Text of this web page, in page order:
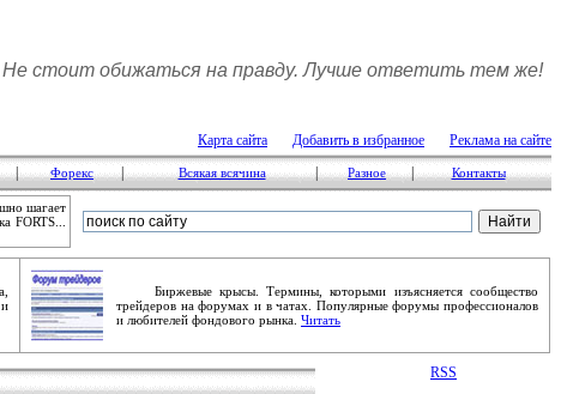
Не стоит обижаться на правду. Лучше ответить тем же!
Карта сайта Добавить в избранное Реклама на сайте
Форекс Всякая всячина Разное Контакты
шагает
FORTS...
Биржевые крысы. Термины, которыми изъясняется сообщество
трейдеров на форумах и в чатах. Популярные форумы профессионалов
и любителей фондового рынка. Читать
RSS